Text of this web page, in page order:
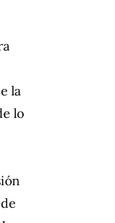
la
lo